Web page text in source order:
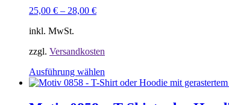
25,00 € – 28,00 €
inkl. MwSt.
zzgl. Versandkosten
Ausführung wählen
Produkt